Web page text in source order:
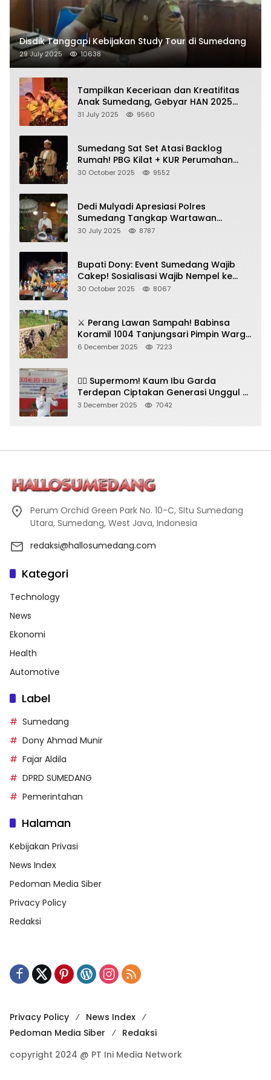
Disdik Tanggapi Kebijakan Study Tour di Sumedang
29 July 2025 10638
Tampilkan Keceriaan dan Kreatifitas
Anak Sumedang, Gebyar HAN 2025
Dihadiri Bupati dan Wabup
31 July 2025 9560
Sumedang Sat Set Atasi Backlog
Rumah! PBG Kilat + KUR Perumahan
Jadi Kunci!
30 October 2025 9552
Dedi Mulyadi Apresiasi Polres
Sumedang Tangkap Wartawan
Gadungan Pemeras Kades
30 July 2025 8787
Bupati Dony: Event Sumedang Wajib
Cakep! Sosialisasi Wajib Nempel ke
Seni Budaya!
30 October 2025 8067
⚔️ Perang Lawan Sampah! Babinsa
Koramil 1004 Tanjungsari Pimpin Warga
Bersihkan Gorong-Gorong & Plastik
6 December 2025 7223
🦸‍♀️ Supermom! Kaum Ibu Garda
Terdepan Ciptakan Generasi Unggul di
Sumedang
3 December 2025 7042
Perum Orchid Green Park No. 10-C, SItu Sumedang
Utara, Sumedang, West Java, Indonesia
redaksi@hallosumedang.com
Kategori
Technology
News
Ekonomi
Health
Automotive
Label
Sumedang
Dony Ahmad Munir
Fajar Aldila
DPRD SUMEDANG
Pemerintahan
Halaman
Kebijakan Privasi
News Index
Pedoman Media Siber
Privacy Policy
Redaksi
Privacy Policy
News Index
Pedoman Media Siber
Redaksi
copyright 2024 @ PT Ini Media Network